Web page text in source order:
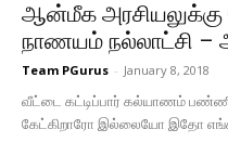
ஆன்மீக
நாணயம் நல்லாட்சி –
Team PGurus - January 8, 2018
வீட்டை கட்டிப்பார் கல்யாணம்
கேட்கிறாரோ இல்லையோ இதோ